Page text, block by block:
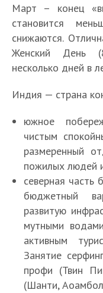
Март – конец
становится
снижаются.
Женский День
несколько дней в
Индия — страна
южное
чистым
размеренный
пожилых людей
северная
бюджетный
развитую
мутными
активным
Занятие
профи (Твин
(Шанти,